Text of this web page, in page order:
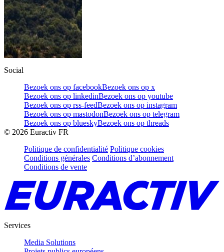
Social
Bezoek ons op facebookBezoek ons op x
Bezoek ons op linkedinBezoek ons op youtube
Bezoek ons op rss-feedBezoek ons op instagram
Bezoek ons op mastodonBezoek ons op telegram
Bezoek ons op blueskyBezoek ons op threads
© 2026 Euractiv FR
Politique de confidentialité Politique cookies
Conditions générales Conditions d’abonnement
Conditions de vente
Services
Media Solutions